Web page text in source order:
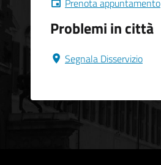
Prenota appuntamento
Problemi in città
Segnala Disservizio